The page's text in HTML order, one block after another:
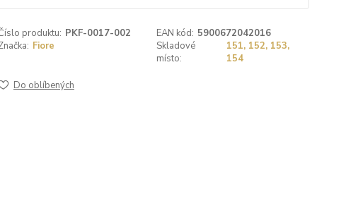
produktu: PKF-0017-002 EAN kód: 5900672042016
Fiore
Skladové
místo:
151, 152, 153,
154
Do oblíbených